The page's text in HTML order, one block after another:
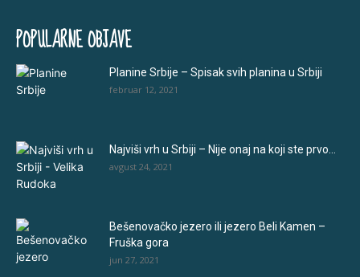
POPULARNE OBJAVE
Planine Srbije – Spisak svih planina u Srbiji
februar 12, 2021
Najviši vrh u Srbiji – Nije onaj na koji ste prvo...
avgust 24, 2021
Bešenovačko jezero ili jezero Beli Kamen –
Fruška gora
jun 27, 2021